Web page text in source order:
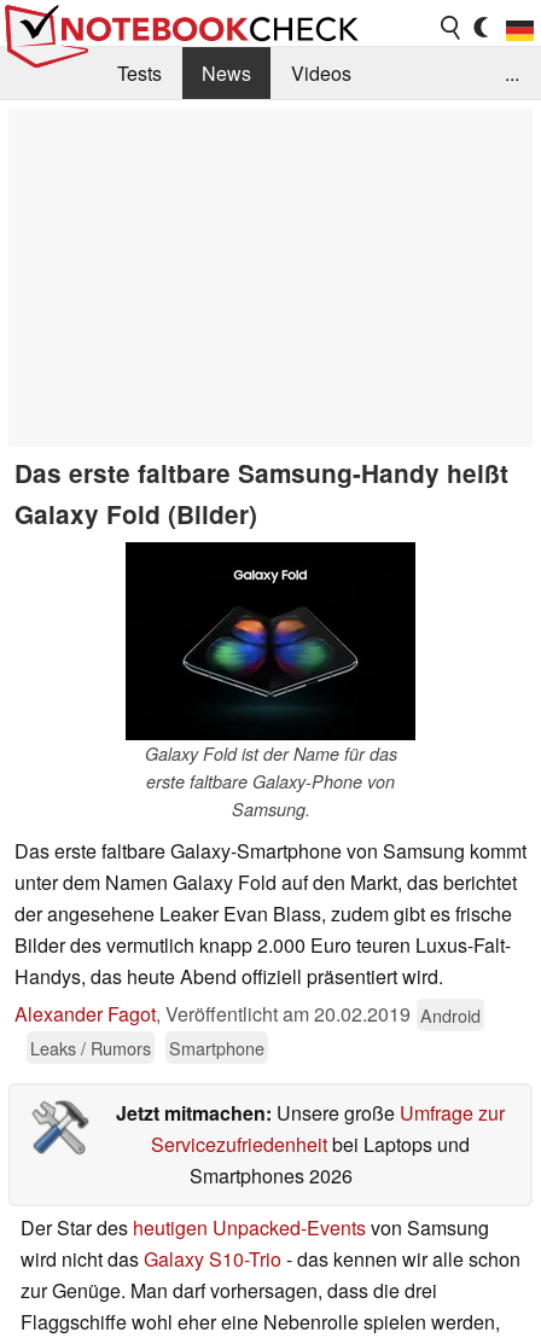
Tests News
Videos
...
Das erste faltbare Samsung-Handy heißt
Galaxy Fold (Bilder)
Galaxy Fold ist der Name für das
erste faltbare Galaxy-Phone von
Samsung.
Das erste faltbare Galaxy-Smartphone von Samsung kommt
unter dem Namen Galaxy Fold auf den Markt, das berichtet
der angesehene Leaker Evan Blass, zudem gibt es frische
Bilder des vermutlich knapp 2.000 Euro teuren Luxus-Falt-
Handys, das heute Abend offiziell präsentiert wird.
Alexander Fagot, Veröffentlicht am20.02.2019 Android
Leaks / Rumors
Smartphone
Jetzt mitmachen: Unsere große Umfrage zur
Servicezufriedenheitbei Laptops und
Smartphones 2026
Der Star des heutigen Unpacked-Eventsvon Samsung
wird nicht dasGalaxy S10-Trio- das kennen wir alle schon
zur Genüge. Man darf vorhersagen, dass die drei
Flaggschiffe wohl eher eine Nebenrolle spielen werden,